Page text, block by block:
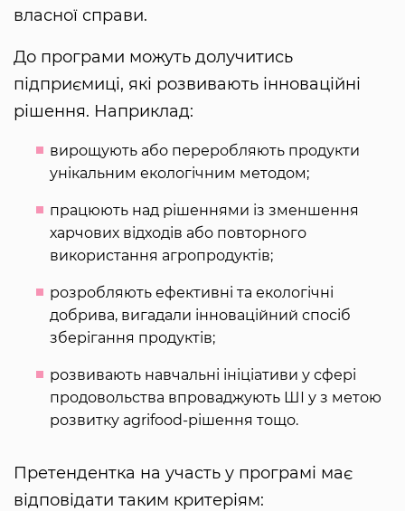
власної справи.
До програми можуть долучитись
підприємиці, які розвивають інноваційні
рішення. Наприклад:
вирощують або переробляють продукти
унікальним екологічним методом;
працюють над рішеннями із зменшення
харчових відходів або повторного
використання агропродуктів;
розробляють ефективні та екологічні
добрива, вигадали інноваційний спосіб
зберігання продуктів;
розвивають навчальні ініціативи у сфері
продовольства впроваджують ШІ у з метою
розвитку agrifood-рішення тощо.
Претендентка на участь у програмі має
відповідати таким критеріям: